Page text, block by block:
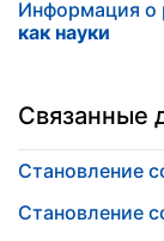
Информация о
как науки
Связанные
Становление
Становление